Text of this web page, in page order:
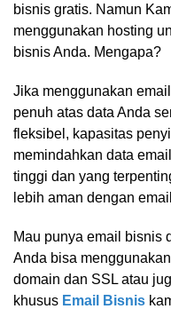
bisnis gratis. Namun
menggunakan hosting
bisnis Anda. Mengapa?
Jika menggunakan
penuh atas data Anda
fleksibel, kapasitas
memindahkan data
tinggi dan yang
lebih aman dengan
Mau punya email bisnis
Anda bisa menggunakan
domain dan SSL atau
khusus Email Bisnis